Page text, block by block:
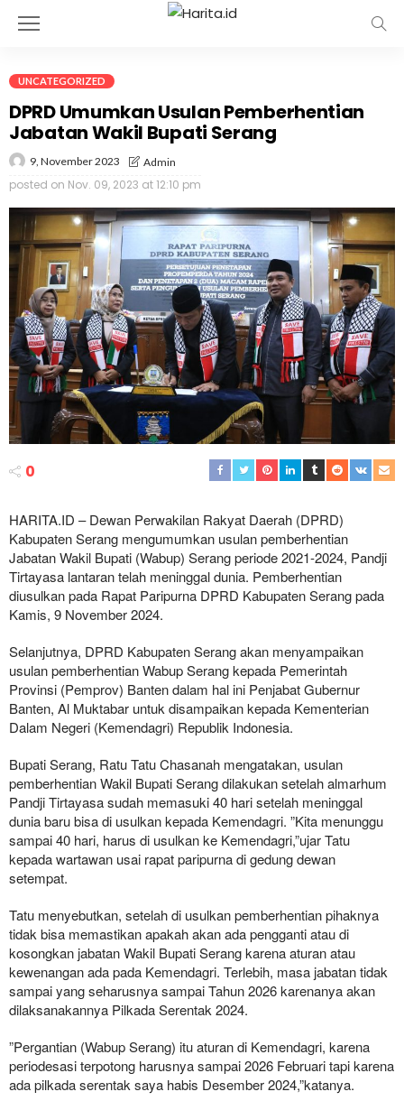
UNCATEGORIZED
DPRD Umumkan Usulan Pemberhentian
Jabatan Wakil Bupati Serang
9, November 2023 Admin
posted on Nov. 09, 2023 at 12:10 pm
0
HARITA.ID – Dewan Perwakilan Rakyat Daerah (DPRD)
Kabupaten Serang mengumumkan usulan pemberhentian
Jabatan Wakil Bupati (Wabup) Serang periode 2021-2024, Pandji
Tirtayasa lantaran telah meninggal dunia. Pemberhentian
diusulkan pada Rapat Paripurna DPRD Kabupaten Serang pada
Kamis, 9 November 2024.
Selanjutnya, DPRD Kabupaten Serang akan menyampaikan
usulan pemberhentian Wabup Serang kepada Pemerintah
Provinsi (Pemprov) Banten dalam hal ini Penjabat Gubernur
Banten, Al Muktabar untuk disampaikan kepada Kementerian
Dalam Negeri (Kemendagri) Republik Indonesia.
Bupati Serang, Ratu Tatu Chasanah mengatakan, usulan
pemberhentian Wakil Bupati Serang dilakukan setelah almarhum
Pandji Tirtayasa sudah memasuki 40 hari setelah meninggal
dunia baru bisa di usulkan kepada Kemendagri. ”Kita menunggu
sampai 40 hari, harus di usulkan ke Kemendagri,”ujar Tatu
kepada wartawan usai rapat paripurna di gedung dewan
setempat.
Tatu menyebutkan, setelah di usulkan pemberhentian pihaknya
tidak bisa memastikan apakah akan ada pengganti atau di
kosongkan jabatan Wakil Bupati Serang karena aturan atau
kewenangan ada pada Kemendagri. Terlebih, masa jabatan tidak
sampai yang seharusnya sampai Tahun 2026 karenanya akan
dilaksanakannya Pilkada Serentak 2024.
”Pergantian (Wabup Serang) itu aturan di Kemendagri, karena
periodesasi terpotong harusnya sampai 2026 Februari tapi karena
ada pilkada serentak saya habis Desember 2024,”katanya.